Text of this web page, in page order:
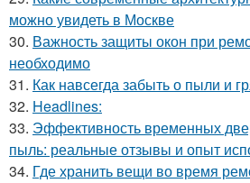
можно увидеть в Москве
30. Важность защиты окон при
необходимо
31. Как навсегда забыть о пыли и
32. Headlines:
33. Эффективность временных
пыль: реальные отзывы и опыт
34. Где хранить вещи во время